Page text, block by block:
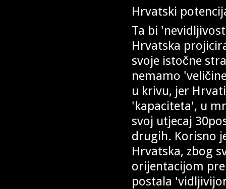
Hrvatski
Ta bi
Hrvatska
svoje istočne
nemamo
u krivu, jer
'kapaciteta', u
svoj utjecaj
drugih. Korisno
Hrvatska, zbog
orijentacijom
postala